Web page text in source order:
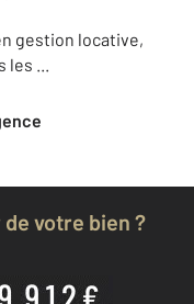
gestion locative,
les ...
votre bien ?